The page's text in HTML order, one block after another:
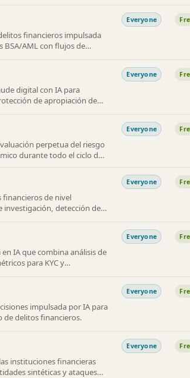
financieros impulsada
BSA/AML con flujos de
Everyone
digital con IA para
de apropiación de
Everyone
perpetua del riesgo
durante todo el ciclo de
Everyone
de nivel
investigación, detección de
Everyone
IA que combina análisis de
para KYC y
Everyone
impulsada por IA para
de delitos financieros.
Everyone
instituciones financieras
sintéticas y ataques
Everyone